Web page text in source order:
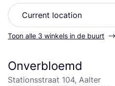
Toon alle 3 winkels in de buurt
Onverbloemd
Stationsstraat 104, Aalter